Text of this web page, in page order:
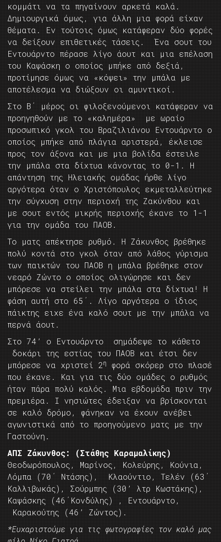
κομμάτι να τα πηγαίνουν αρκετά καλά.
Δημιουργικά όμως, για άλλη μια φορά είχαν
θέματα. Εν τούτοις όμως κατάφεραν δύο φορές
να δείξουν επιθετικές τάσεις. Ένα σουτ του
Εντουάρντο πέρασε λίγο άουτ και μια επέλαση
του Καψάσκη ο οποίος μπήκε από δεξιά,
προτίμησε όμως να «κόψει» την μπάλα με
αποτέλεσμα να διώξουν οι αμυντικοί.
Στο Β΄ μέρος οι φιλοξενούμενοι κατάφεραν να
προηγηθούν με το «καλημέρα» με ωραίο
προσωπικό γκολ του Βραζιλιάνου Εντουάρντο ο
οποίος μπήκε από πλάγια αριστερά, έκλεισε
προς τον άξονα και με μια βολίδα έστειλε
την μπάλα στα δίχτυα κάνοντας το 0-1. Η
απάντηση της Ηλειακής ομάδας ήρθε λίγο
αργότερα όταν ο Χριστόπουλος εκμεταλλεύτηκε
την σύγχυση στην περιοχή της Ζακύνθου και
με σουτ εντός μικρής περιοχής έκανε το 1-1
για την ομάδα του ΠΑΟΒ.
Το ματς απέκτησε ρυθμό. Η Ζάκυνθος βρέθηκε
πολύ κοντά στο γκολ όταν από λάθος γύρισμα
των παικτών του ΠΑΟΒ η μπάλα βρέθηκε στον
νεαρό Ζώντο ο οποίος ολιγώρησε και δεν
μπόρεσε να στείλει την μπάλα στα δίχτυα! Η
φάση αυτή στο 65΄. Λίγο αργότερα ο ίδιος
πάικτης ειχε ένα καλό σουτ με την μπάλα να
περνά άουτ.
Στο 74’ ο Εντουάρντο σημάδεψε το κάθετο
δοκάρι της εστίας του ΠΑΟΒ και έτσι δεν
μπόρεσε να χριστεί 2η
φορά σκόρερ στο πλασέ
που έκανε. Και για τις δύο ομάδες ο ρυθμός
ήταν πάρα πολύ καλός. Μια εβδομάδα πριν την
πρεμιέρα. Ι νησιώτες έδειξαν να βρίσκονται
σε καλό δρόμο, φάνηκαν να έχουν ανέβει
αγωνιστικά από το προηγούμενο ματς με την
Γαστούνη.
ΑΠΣ Ζάκυνθος: (Στάθης Καραμαλίκης)
Θεοδωρόπουλος, Μαρίνος, Κολεύρης, Κούνια,
Λόμπα (70΄ Ντάσης), Κλαούντιο, Τελέν (63΄
Καλλιβωκάς), Σούρμπης (30’ λτρ Κωστάκης),
Καψάσκης (46΄Κονδύλης) , Εντουάρντο,
Καρακούτης (46’ Ζώντος).
*Ευχαριστούμε για τις φωτογραφίες τον καλό μας